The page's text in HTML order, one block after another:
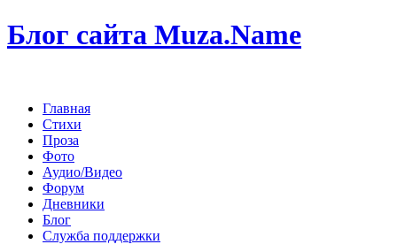
Блог сайта Muza.Name
Главная
Стихи
Проза
Фото
Аудио/Видео
Форум
Дневники
Блог
Служба поддержки